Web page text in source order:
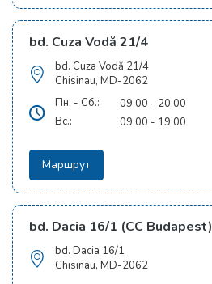
bd. Cuza Vodă 21/4
bd. Cuza Vodă 21/4
Chisinau, MD-2062
Пн. - Сб.:
09:00 - 20:00
Вс.:
09:00 - 19:00
Маршрут
bd. Dacia 16/1 (CC Budapest)
bd. Dacia 16/1
Chisinau, MD-2062